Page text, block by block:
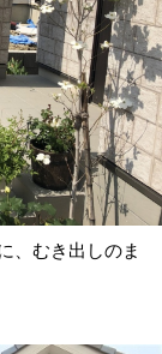
、むき出しのま